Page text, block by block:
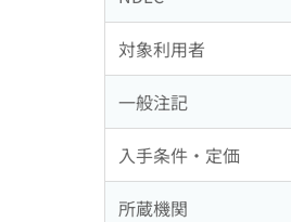
対象利用者
一般注記
入手条件・定価
所蔵機関